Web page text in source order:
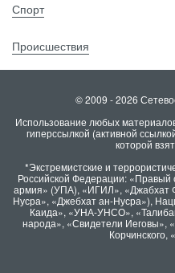
Спорт
Происшествия
© 2009 - 2026
Использование любых
гиперссылкой (активной
которой
*Экстремистские и
Российской Федерации: «Правый
армия» (УПА), «ИГИЛ»,
Нусра», «Джебхат ан-Нусра»),
Каида», «УНА-УНСО»,
народа», «Свидетели Иеговы»,
Корчинского,